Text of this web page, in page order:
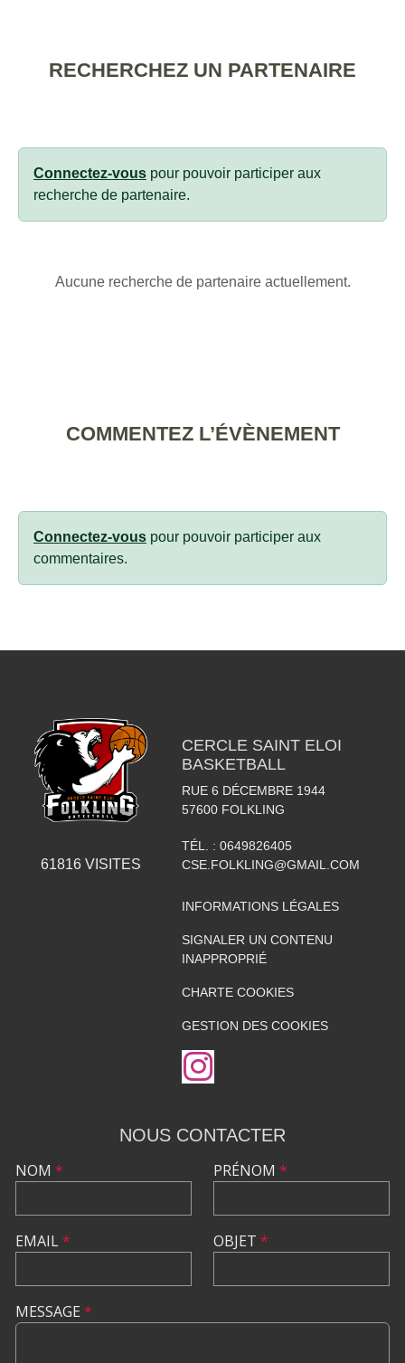
RECHERCHEZ UN PARTENAIRE
Connectez-vous pour pouvoir participer aux
recherche de partenaire.
Aucune recherche de partenaire actuellement.
COMMENTEZ L’ÉVÈNEMENT
Connectez-vous pour pouvoir participer aux
commentaires.
61816VISITES
CERCLE SAINT ELOI
BASKETBALL
RUE 6 DÉCEMBRE 1944
57600 FOLKLING
TÉL. : 0649826405
CSE.FOLKLING@GMAIL.COM
INFORMATIONS LÉGALES
SIGNALER UN CONTENU
INAPPROPRIÉ
CHARTE COOKIES
GESTION DES COOKIES
NOUS CONTACTER
NOM *
EMAIL*
PRÉNOM *
OBJET *
MESSAGE *